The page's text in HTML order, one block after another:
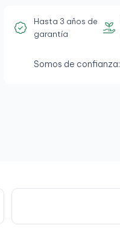
Hasta 3 años de
garantía
Somos de confianza: